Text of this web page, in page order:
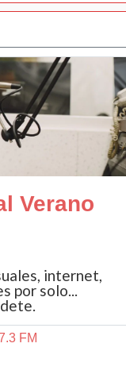
Verano
internet,
por solo...
FM